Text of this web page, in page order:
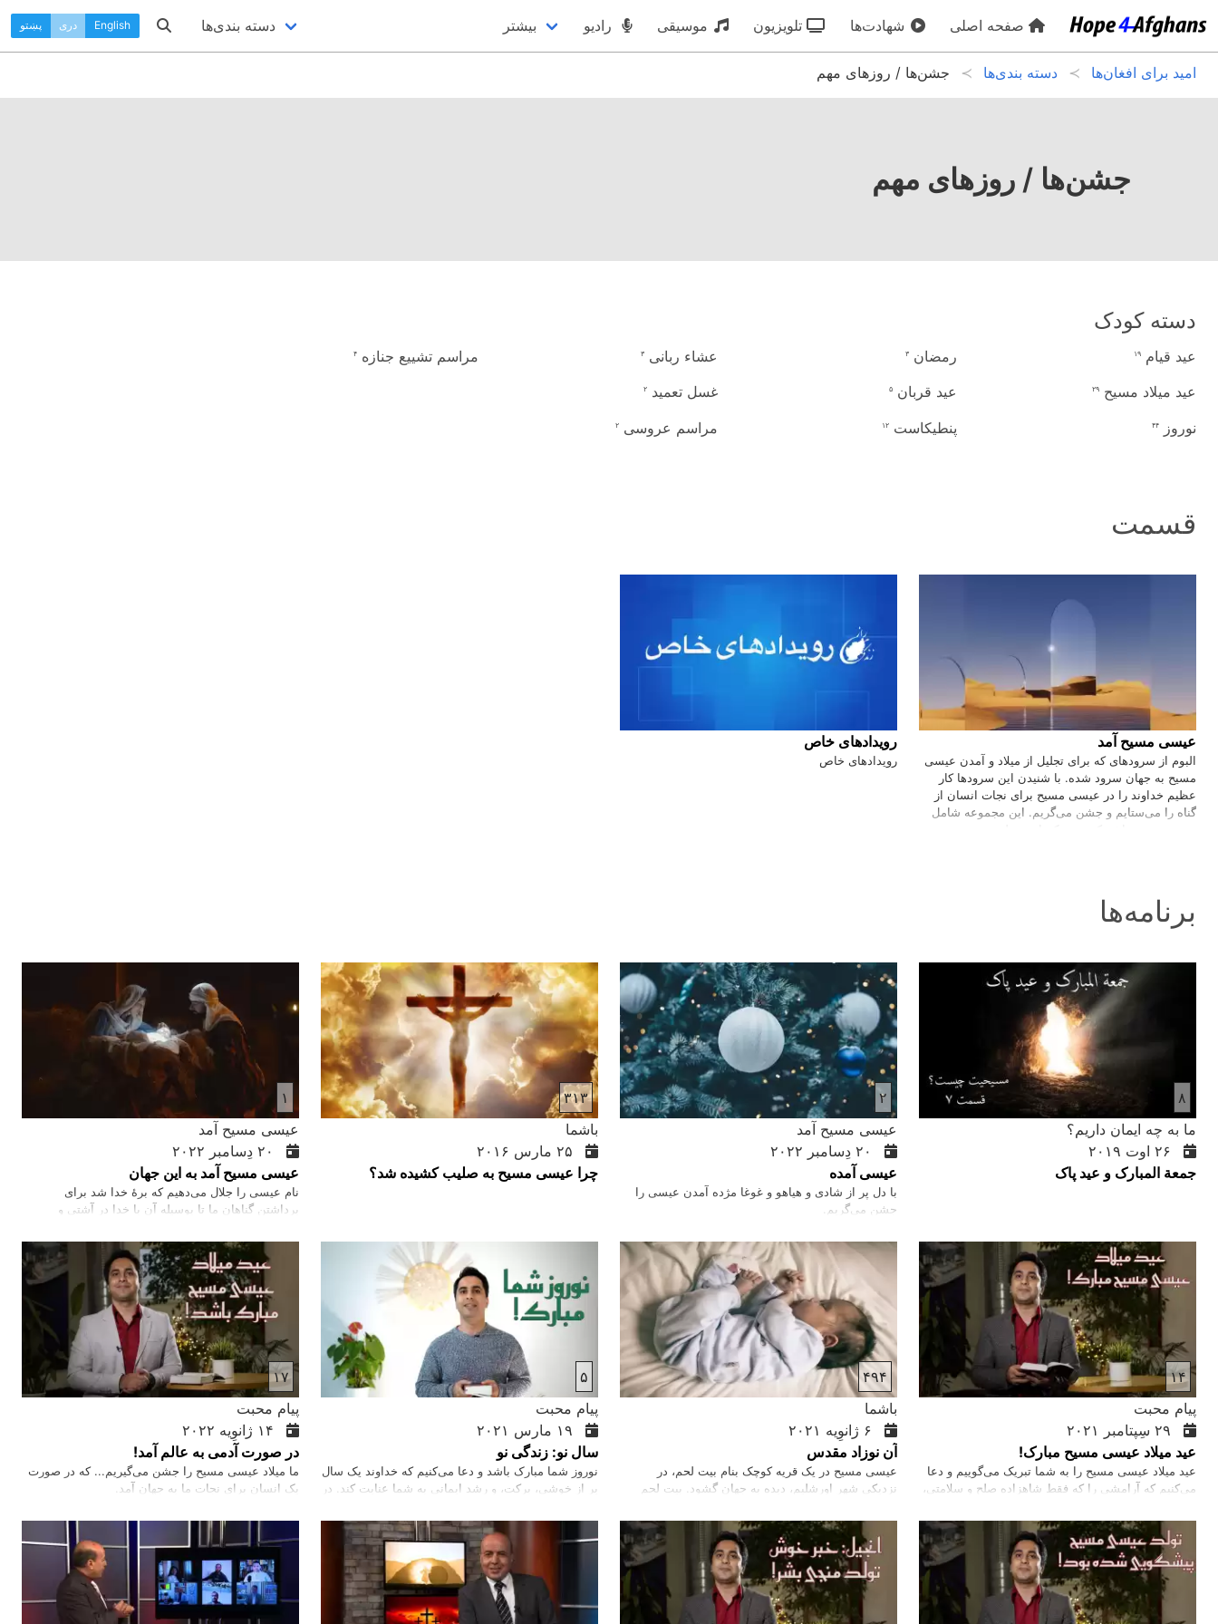
صفحه اصلی شهادت‌ها تلویزیون موسیقی رادیو بیشتر دسته بندی‌ها English دری پښتو
امید برای افغان‌ها دسته بندی‌ها جشن‌ها / روزهای مهم
جشن‌ها / روزهای مهم
دسته کودک
عید قیام ۱۹
عید میلاد مسیح ۲۹
نوروز ۴۴
رمضان ۳
عید قربان ۵
پنطیکاست ۱۲
عشاء ربانی ۳
غسل تعمید ۲
مراسم عروسی ۲
مراسم تشییع جنازه ۴
قسمت
عیسی مسیح آمد
البوم از سرودهای که برای تجلیل از میلاد و آمدن عیسی
مسیح به جهان سرود شده. با شنیدن این سرودها کار
عظیم خداوند را در عیسی مسیح برای نجات انسان از
گناه را می‌ستایم و جشن می‌گریم. این مجموعه شامل
رویدادهای خاص
رویدادهای خاص ㅤㅤㅤㅤㅤㅤㅤㅤㅤㅤㅤㅤㅤㅤㅤㅤㅤㅤㅤㅤㅤㅤㅤㅤㅤㅤㅤㅤㅤㅤㅤㅤㅤㅤㅤㅤㅤㅤㅤㅤㅤㅤㅤㅤㅤㅤㅤㅤㅤㅤㅤㅤㅤㅤㅤㅤㅤㅤㅤㅤㅤㅤㅤㅤㅤㅤㅤㅤㅤㅤ
برنامه‌ها
۸
ما به چه ايمان داريم؟
جمعة المبارک و عید پاک
۲
عیسی مسیح آمد
عیسی آمده
با دل پر از شادی و هیاهو و غوغا مژده آمدن عیسی را
جشن می‌گریم.
۳۱۳
باشما
چرا عیسی مسیح به صلیب کشیده شد؟
۱
عیسی مسیح آمد
عیسی مسیح آمد به این جهان
نام عیسی را جلال می‌دهیم که برۀ خدا شد برای
برداشتن گناهان ما تا بوسیله آن با خدا در آشتی و
۱۴
پیام محبت
عید میلاد عیسی مسیح مبارک!
عید میلاد عیسی مسیح را به شما تبریک می‌‌گوییم و دعا
می‌‌کنیم که آرامشی را که فقط شاهزاده صلح و سلامتی،
۴۹۴
باشما
آن نوزاد مقدس
عیسی مسیح در یک قریه کوچک بنام بیت ‌لحم‌، در
نزدیکی شهر اورشلیم‌، دیده به جهان گشود. بیت ‌لحم
همین شهر بود که هزار‌ها سال قبل داود نبی از جانب خدا
پادشاه بنی اسرائیل شد. خدا وعده داده بود که
سلطنتش تا ابد پایدار خواهد ماند و از نسل همین پادشاه
مسیحا را می‌‌فرستد. عیسی مسیح تحفه ای خدای متعال
است که برای نجات بشر به این دنیا فرستاد.…
۵
پیام محبت
سال نو: زندگی نو
نوروز شما مبارک باشد و دعا می‌‌‌کنیم که خداوند یک سال
پر از خوشی، برکت، و رشد ایمانی به شما عنایت کند. در
او خلقت تازه است. اگر در مسیح هستید ، یک مخلوق
جدید هستید. دعا می‌‌کنیم که مردم افغانستان از واقعیت
تبدیلی که خداوند در زندگی شما ایجاد کرده است ، برکت
۱۷
پیام محبت
در صورت آدمی به عالم آمد!
ما میلاد عیسی مسیح را جشن می‌‌گیریم... که در صورت
یک انسان برای نجات ما به جهان آمد.